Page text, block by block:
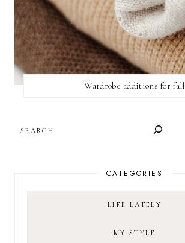
Wardrobe additions for fall
CATEGORIES
LIFE LATELY
MY STYLE